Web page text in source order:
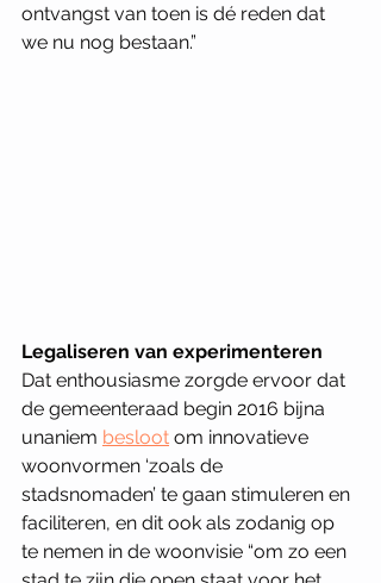
ontvangst van toen is dé reden dat
we nu nog bestaan.”
Legaliseren van experimenteren
Dat enthousiasme zorgde ervoor dat
de gemeenteraad begin 2016 bijna
unaniem besloot om innovatieve
woonvormen ‘zoals de
stadsnomaden’ te gaan stimuleren en
faciliteren, en dit ook als zodanig op
te nemen in de woonvisie “om zo een